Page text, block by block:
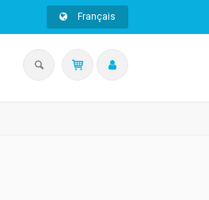
Français